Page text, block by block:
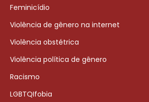
Feminicídio
Violência de gênero na internet
Violência obstétrica
Violência política de gênero
Racismo
LGBTQIfobia